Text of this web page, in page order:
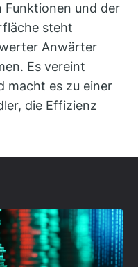
und der
steht
Anwärter
Es vereint
macht es zu einer
die Effizienz